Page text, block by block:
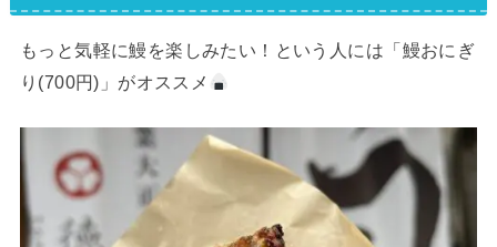
もっと気軽に鰻を楽しみたい！という人には「鰻おにぎ
り(700円)」がオススメ